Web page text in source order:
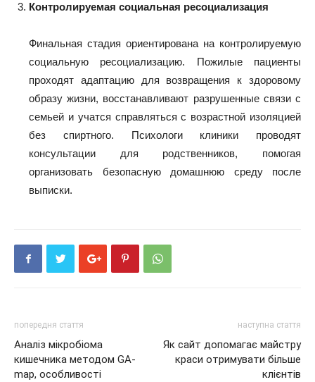
Контролируемая социальная ресоциализация
Финальная стадия ориентирована на контролируемую
социальную ресоциализацию. Пожилые пациенты
проходят адаптацию для возвращения к здоровому
образу жизни, восстанавливают разрушенные связи с
семьей и учатся справляться с возрастной изоляцией
без спиртного. Психологи клиники проводят
консультации для родственников, помогая
организовать безопасную домашнюю среду после
выписки.
попередня стаття
Аналіз мікробіома
кишечника методом GA-
map, особливості
наступна стаття
Як сайт допомагає майстру
краси отримувати більше
клієнтів